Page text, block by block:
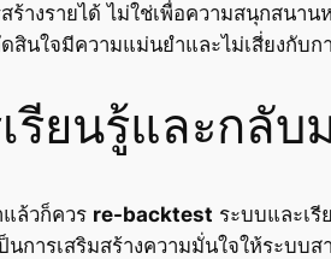
ร้างรายได้ ไม่ใช่เพื่อความสนุกสนา
สินใจมีความแม่นยำและไม่เสี่ยงกับก
รียนรู้และกลั
ล้วก็ควร re-backtest ระบบและเรี
การเสริมสร้างความมั่นใจให้ระบบส